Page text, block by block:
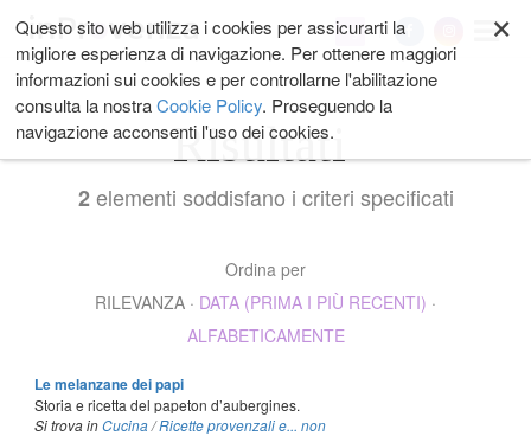
ai
contenuti.
|
Salta
alla
navigazione
My ×
Questo sito web utilizza i cookies per assicurarti la
migliore esperienza di navigazione. Per ottenere maggiori
informazioni sui cookies e per controllarne l'abilitazione
consulta la nostraCookie Policy. Proseguendo la
navigazione acconsenti l'uso dei cookies.
Risultati
2elementi soddisfano i criteri specificati
Ordina per
RILEVANZA · DATA (PRIMA I PIÙ RECENTI) ·
ALFABETICAMENTE
Le melanzane dei papi
Storia e ricetta del papeton d’aubergines.
Si trova in Cucina /Ricette provenzali e... non